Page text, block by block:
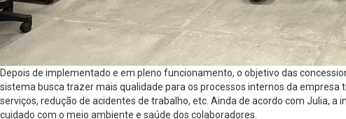
Depois de implementado e em pleno funcionamento, o objetivo das
sistema busca trazer mais qualidade para os processos internos da
serviços, redução de acidentes de trabalho, etc. Ainda de acordo com Julia,
cuidado com o meio ambiente e saúde dos colaboradores.